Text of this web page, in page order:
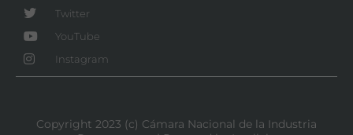
Twitter
YouTube
Instagram
Copyright 2023 (c) Cámara Nacional de la Industria